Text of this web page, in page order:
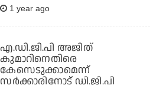
1 year ago
എ.ഡി.ജി.പി അജിത്
കുമാറിനെതിരെ
കേസെടുക്കാമെന്ന്
സർക്കാരിനോട് ഡി.ജി.പി